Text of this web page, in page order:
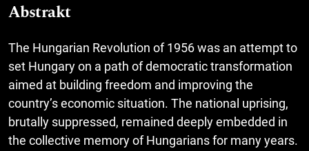
Abstrakt
The Hungarian Revolution of 1956 was an attempt to
set Hungary on a path of democratic transformation
aimed at building freedom and improving the
country’s economic situation. The national uprising,
brutally suppressed, remained deeply embedded in
the collective memory of Hungarians for many years.